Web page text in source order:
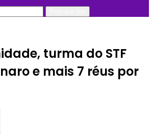
turma do STF
e mais 7 réus por